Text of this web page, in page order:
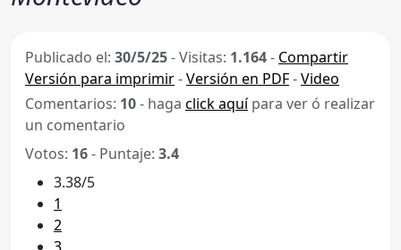
Publicado el: 30/5/25-Visitas: 1.164- Compartir
Versión para imprimir-Versión en PDF-Video
Comentarios: 10- haga click aquípara ver ó realizar
un comentario
Votos: 16- Puntaje: 3.4
3.38/5
1
2
3